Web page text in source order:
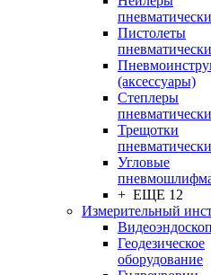
Пистолеты
(аксессуары)
Степлеры
Трещотки
Угловые
+ ЕЩЕ 12
Измерительный
Геодезическое
оборудование